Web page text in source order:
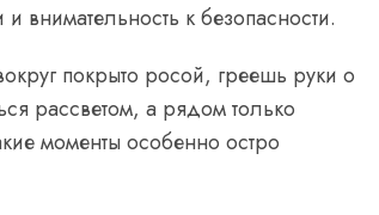
внимательность к безопасности.
покрыто росой, греешь руки о
рассветом, а рядом только
моменты особенно остро